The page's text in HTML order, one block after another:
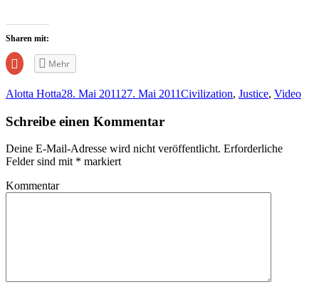
Sharen mit:
Zum
Teilen
anklicken
neuem
Fenster
Mehr
Alotta Hotta28. Mai 2011 27. Mai 2011Civilization, Justice, Video
Schreibe einen Kommentar
Deine E-Mail-Adresse wird nicht veröffentlicht. Erforderliche
Felder sind mit * markiert
Kommentar